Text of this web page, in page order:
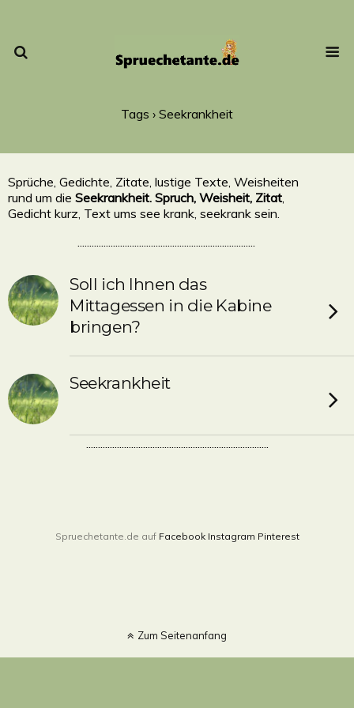
Tags › Seekrankheit
Sprüche, Gedichte, Zitate, lustige Texte, Weisheiten
rund um die Seekrankheit. Spruch, Weisheit, Zitat,
Gedicht kurz, Text ums see krank, seekrank sein.
...........................................................................
Soll ich Ihnen das
Mittagessen in die Kabine
bringen?
Seekrankheit
.............................................................................
Spruechetante.de auf Facebook Instagram Pinterest
Zum Seitenanfang